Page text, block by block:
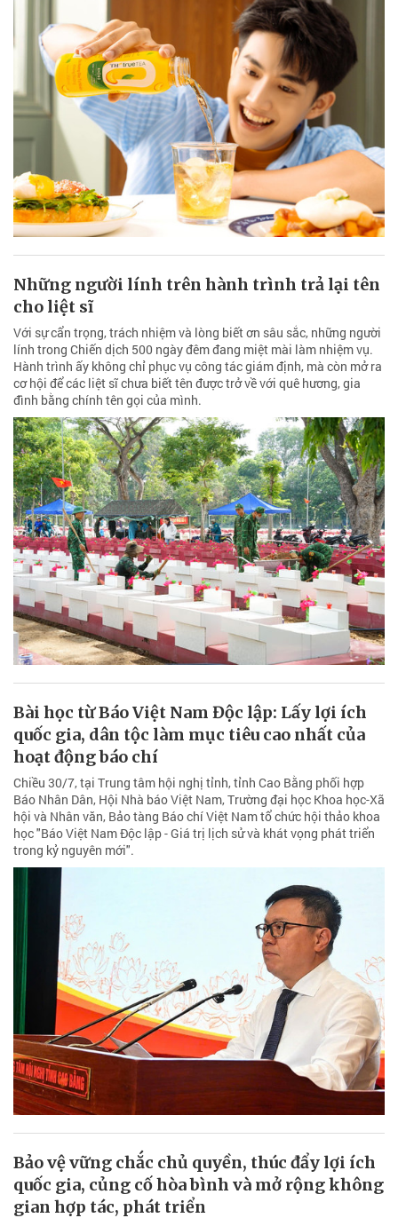
Những người lính trên hành trình trả lại tên
cho liệt sĩ
Với sự cẩn trọng, trách nhiệm và lòng biết ơn sâu sắc, những người
lính trong Chiến dịch 500 ngày đêm đang miệt mài làm nhiệm vụ.
Hành trình ấy không chỉ phục vụ công tác giám định, mà còn mở ra
cơ hội để các liệt sĩ chưa biết tên được trở về với quê hương, gia
đình bằng chính tên gọi của mình.
Bài học từ Báo Việt Nam Độc lập: Lấy lợi ích
quốc gia, dân tộc làm mục tiêu cao nhất của
hoạt động báo chí
Chiều 30/7, tại Trung tâm hội nghị tỉnh, tỉnh Cao Bằng phối hợp
Báo Nhân Dân, Hội Nhà báo Việt Nam, Trường đại học Khoa học-Xã
hội và Nhân văn, Bảo tàng Báo chí Việt Nam tổ chức hội thảo khoa
học "Báo Việt Nam Độc lập - Giá trị lịch sử và khát vọng phát triển
trong kỷ nguyên mới".
Bảo vệ vững chắc chủ quyền, thúc đẩy lợi ích
quốc gia, củng cố hòa bình và mở rộng không
gian hợp tác, phát triển